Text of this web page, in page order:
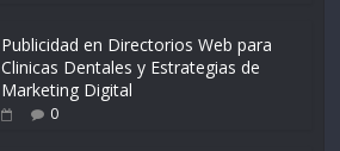
Publicidad en Directorios Web para
Clinicas Dentales y Estrategias de
Marketing Digital
0